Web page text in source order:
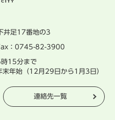
足17番地の3
：0745-82-3900
時15分まで
年始（12月29日から1月3日）
連絡先一覧